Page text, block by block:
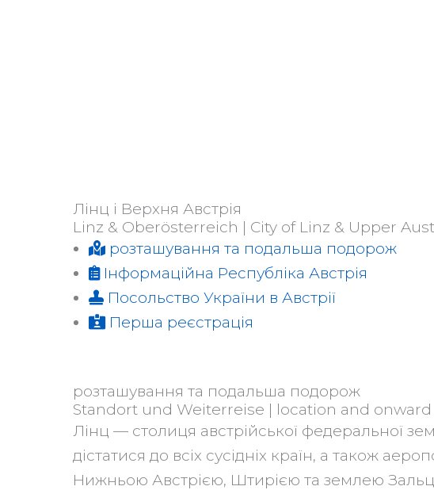
Лінц і Верхня Австрія
Linz & Oberösterreich | City of Linz & Upper
розташування та подальша подорож
Інформаційна Республіка Австрія
Посольство України в Австрії
Перша реєстрація
розташування та подальша подорож
Standort und Weiterreise | location and
Лінц — столиця австрійської федеральної
дістатися до всіх сусідніх країн, а також
Нижньою Австрією, Штирією та землею